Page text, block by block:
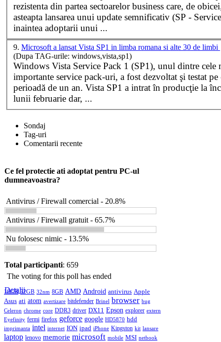
rezistenta din partea sectoarelor business care, de
asteapta lansarea unui update semnificativ (SP -
inaintea adoptarii unui ...
9. Microsoft a lansat Vista SP1 in limba romana si alte 30 de limbi
(Dupa TAG-urile: windows,vista,sp1)
Windows Vista Service Pack 1 (SP1), unul dintre cele
importante service pack-uri, a fost dezvoltat şi testat pe
perioadă de un an. Vista SP1 a intrat în producţie la
lunii februarie dar, ...
Sondaj
Tag-uri
Comentarii recente
Ce fel protectie ati adoptat pentru PC-ul
dumneavoastra?
Antivirus / Firewall comercial - 20.8%
Antivirus / Firewall gratuit - 65.7%
Nu folosesc nimic - 13.5%
Total participanti: 659
The voting for this poll has ended
Detalii
16GB 32GB 32nm 8GB AMD Android antivirus Apple
Asus ati atom avertizare bitdefender Brinel browser bug
Celeron chrome core DDR3 driver DX11 Epson explorer extern
Eyefinity fermi firefox geforce google HD5870 hdd
imprimanta intel internet ION ipad iPhone Kingston kit lansare
laptop lenovo memorie microsoft mobile MSI netbook